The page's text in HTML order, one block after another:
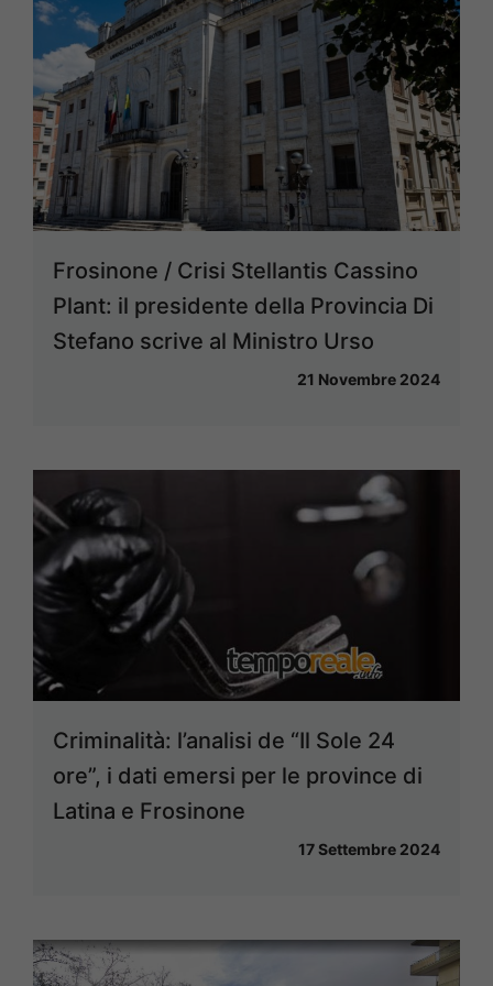
Frosinone / Crisi Stellantis Cassino
Plant: il presidente della Provincia Di
Stefano scrive al Ministro Urso
21 Novembre 2024
Criminalità: l’analisi de “Il Sole 24
ore”, i dati emersi per le province di
Latina e Frosinone
17 Settembre 2024